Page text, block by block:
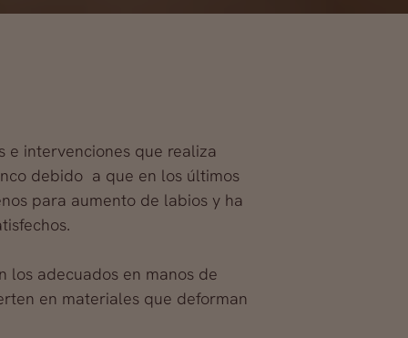
e intervenciones que realiza
debido a que en los últimos
para aumento de labios y ha
los adecuados en manos de
en materiales que deforman